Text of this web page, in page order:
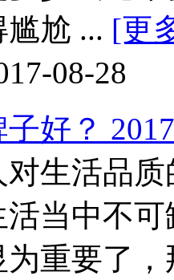
尬 ... [更
08-28
好？
活品质
当中不
重要了